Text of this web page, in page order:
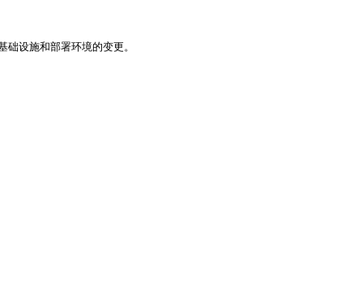
施和部署环境的变更。